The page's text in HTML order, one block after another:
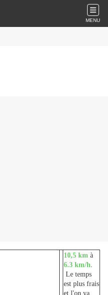
MENU
10,5 km à
6.3 km/h.
Le temps
est plus frais
et l'on va